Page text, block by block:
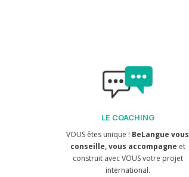
LE COACHING
VOUS êtes unique ! BeLangue vous
conseille, vous accompagne et
construit avec VOUS votre projet
international.